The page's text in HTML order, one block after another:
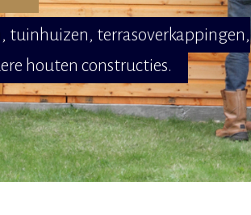
tuinhuizen, terrasoverkappingen,
houten constructies.